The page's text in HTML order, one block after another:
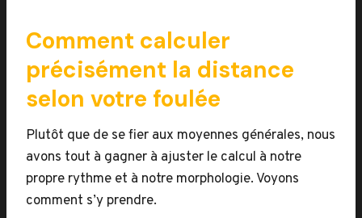
Comment calculer
précisément la distance
selon votre foulée
Plutôt que de se fier aux moyennes générales, nous
avons tout à gagner à ajuster le calcul à notre
propre rythme et à notre morphologie. Voyons
comment s’y prendre.